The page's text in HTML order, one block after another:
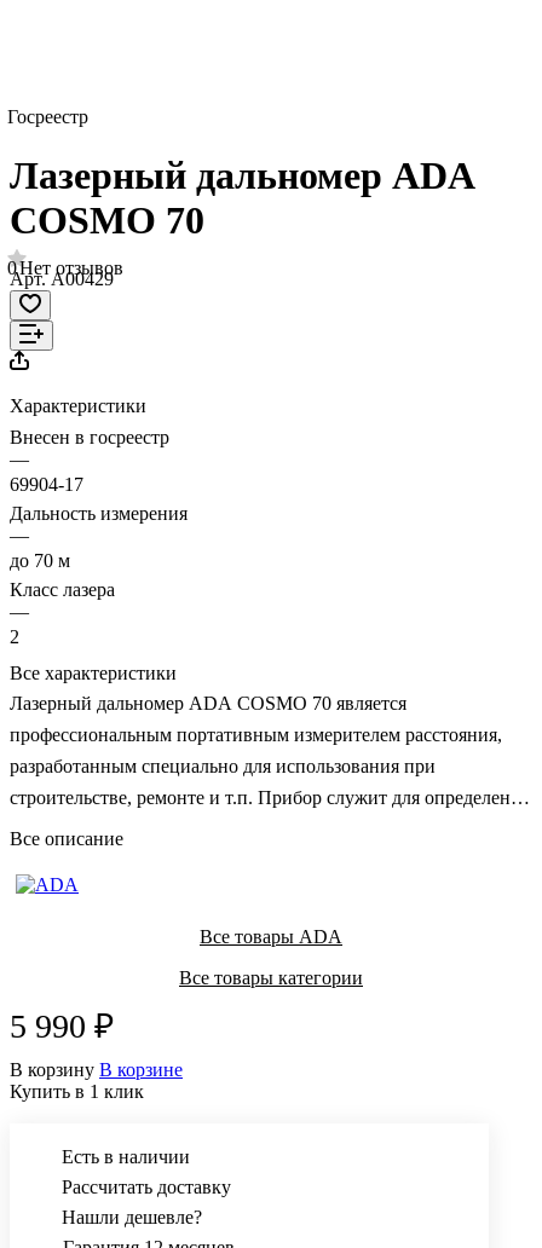
Госреестр
Лазерный дальномер ADA
COSMO 70
0Нет отзывов
Арт.A00429
Характеристики
Внесен в госреестр
—
69904-17
Дальность измерения
—
до 70 м
Класс лазера
—
2
Все характеристики
Лазерный дальномер ADA COSMO 70 является
профессиональным портативным измерителем расстояния,
разработанным специально для использования при
строительстве, ремонте и т.п. Прибор служит для определения
расстояний прямым и косвенным методом на дистанции до 70
Все описание
Все товары ADA
Все товары категории
5 990 ₽
В корзину В корзине
Купить в 1 клик
Есть в наличии
Рассчитать доставку
Нашли дешевле?